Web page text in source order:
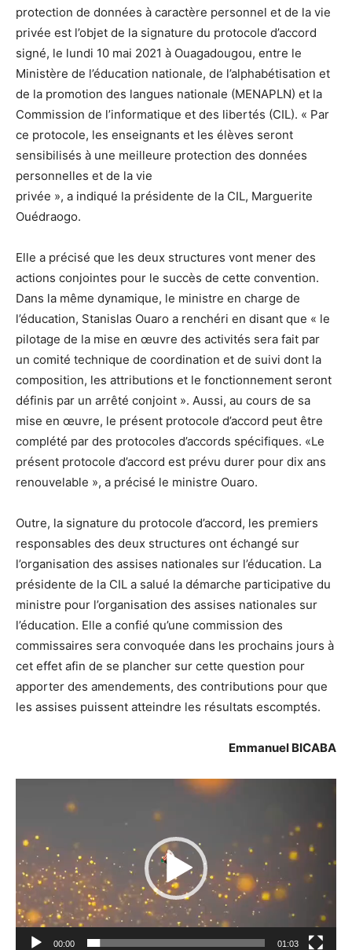
protection de données à caractère personnel et de la vie
privée est l’objet de la signature du protocole d’accord
signé, le lundi 10 mai 2021 à Ouagadougou, entre le
Ministère de l’éducation nationale, de l’alphabétisation et
de la promotion des langues nationale (MENAPLN) et la
Commission de l’informatique et des libertés (CIL). « Par
ce protocole, les enseignants et les élèves seront
sensibilisés à une meilleure protection des données
personnelles et de la vie
privée », a indiqué la présidente de la CIL, Marguerite
Ouédraogo.
Elle a précisé que les deux structures vont mener des
actions conjointes pour le succès de cette convention.
Dans la même dynamique, le ministre en charge de
l’éducation, Stanislas Ouaro a renchéri en disant que « le
pilotage de la mise en œuvre des activités sera fait par
un comité technique de coordination et de suivi dont la
composition, les attributions et le fonctionnement seront
définis par un arrêté conjoint ». Aussi, au cours de sa
mise en œuvre, le présent protocole d’accord peut être
complété par des protocoles d’accords spécifiques. «Le
présent protocole d’accord est prévu durer pour dix ans
renouvelable », a précisé le ministre Ouaro.
Outre, la signature du protocole d’accord, les premiers
responsables des deux structures ont échangé sur
l’organisation des assises nationales sur l’éducation. La
présidente de la CIL a salué la démarche participative du
ministre pour l’organisation des assises nationales sur
l’éducation. Elle a confié qu’une commission des
commissaires sera convoquée dans les prochains jours à
cet effet afin de se plancher sur cette question pour
apporter des amendements, des contributions pour que
les assises puissent atteindre les résultats escomptés.
Emmanuel BICABA
Lecteur
00:00 01:03